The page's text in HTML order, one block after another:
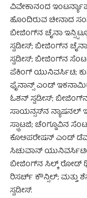
ವಿವೇಕಾನಂದ
ಹೊಂದಿರುವ ಚೀನಾದ
ಬೀಜಿಂಗ್‌ನ ಚೈನಾ
ಸ್ಟಡೀಸ್; ಬೀಜಿಂಗ್‌ನ
ಸ್ಟಡೀಸ್; ಬೀಜಿಂಗ್‌ನ
ಪೆಕಿಂಗ್ ಯುನಿವರ್ಸಿಟಿ;
ಫೈನಾನ್ಸ್ ಎಂಡ್
ಓಶನ್ ಸ್ಟಡೀಸ್;
ಸಾಯನ್ಸಸ್‌ನ ನ್ಯಾಷನಲ್
ಸ್ಟ್ರಾಟಜಿ; ಚೆಂಗ್ಡೂವಿನ
ಕೊಅಪರೇಷನ್ ಎಂಡ್
ಸಿಚುವಾನ್
ಬೀಜಿಂಗ್‌ನ ಸಿಲ್ಕ್
ರಿಸರ್ಚ್ ಕೌನ್ಸಿಲ್;
ಸ್ಟಡೀಸ್.